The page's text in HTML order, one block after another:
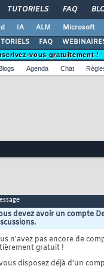
TUTORIELS FAQ
IA ALM Microsoft
FAQ
vous gratuitement !
Agenda Chat
devez avoir un compte
n'avez pas encore de
gratuit !
disposez déjà d'un